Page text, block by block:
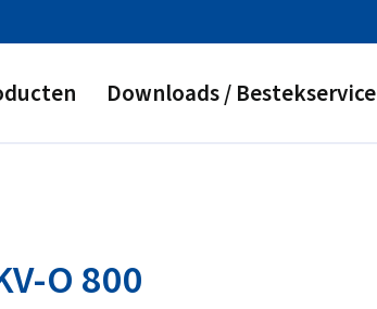
Downloads / Bestekservice
O 800